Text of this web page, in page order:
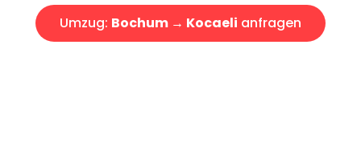
Umzug: Bochum → Kocaeli anfragen